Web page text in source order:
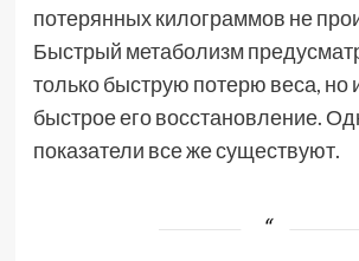
потерянных килограммов не
Быстрый метаболизм
только быструю потерю веса, но
быстрое его восстановление.
показатели все же существуют.